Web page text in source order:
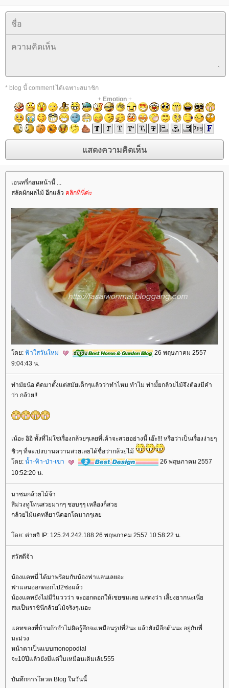
* blog นี้ comment ได้เฉพาะสมาชิก
+ Emotion+
เอนทรี่ก่อนหน้านี้ ...
สลัดผักผลไม้ อีกแล้ว คลิกที่นี่ค่ะ
ดย: ฟ้าใสวันใหม่
26 พฤษภาคม 2557
9:04:43 น.
ทำมัยน้อ คิดมาตั้งแต่สมัยเด็กๆแล้วว่าทำไหม ทำไม ทำมั้ยกล้วยไม้จึงต้องมีคำ
ว่า กล้วย!!
เน้อะ อิอิ ทั้งที่ไม่ใช่เรื่องกล้วยๆเลยที่เค้าจะสวยอย่างนี้ เอ๊ะ!!! หรือว่าเป็นเรื่องง่ายๆ
ชิวๆ ที่จะเบ่งบานความสวยเลยได้ชื่อว่ากล้วยไม้
ดย: น้ำ-ฟ้า-ป่า-เขา
26 พฤษภาคม 2557
10:52:20 น.
มาชมกล้วยไม้จ้า
สีม่วงทูโทนสวยมากๆ ชอบๆๆ เหลืองก็สว
กล้วยไม้แคทลียานี่ดอกโตมากๆเล
ดย: ต่ายจิ IP: 125.24.242.188 26 พฤษภาคม 2557 10:58:22 น.
สวัสดีจ้า
น้องแคทนี่ ได้มาพร้อมกับน้องฟาแลนเลยอะ
ฟาแลนออกดอกไป2ช่อแล้ว
น้องแคทยังไม่มีวี่แววว่า จะออกดอกให้เชยชมเลย แสดงว่า เลี้ยงยากนะเนี่
สมเป็นราชินีกล้วยไม้จริงๆเนอะ
คทของที่บ้านถ้าจำไม่ผิดรู้สึกจะเหมือนรูปที่2นะ แล้วยังมีอีกต้นนะ อยู่กับพี่
มะม่วง
หน้าตาเป็นแบบmonopodial
จะ10ปีแล้วยังมีแต่ใบเหมือนเดิมเล้ย555
บันทึกการโหวต Blog ในวันนี้